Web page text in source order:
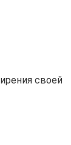
своей